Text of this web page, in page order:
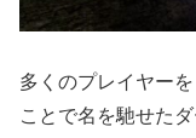
多くのプレイヤー
ことで名を馳せた